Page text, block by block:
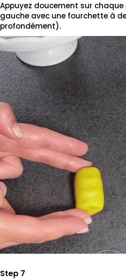
Appuyez doucement sur
gauche avec une fourchette à
profondément).